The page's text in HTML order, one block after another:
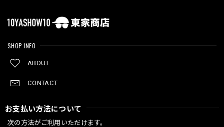
SHOP INFO
ABOUT
CONTACT
お支払い方法について
次の方法がご利用いただけます。